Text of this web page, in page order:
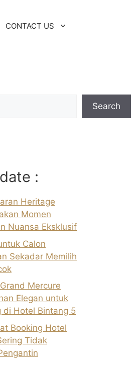
CONTACT US
Search
:
Heritage
Momen
Nuansa Eksklusif
Calon
Sekadar Memilih
Mercure
Elegan untuk
di Hotel Bintang 5
Booking Hotel
Tidak